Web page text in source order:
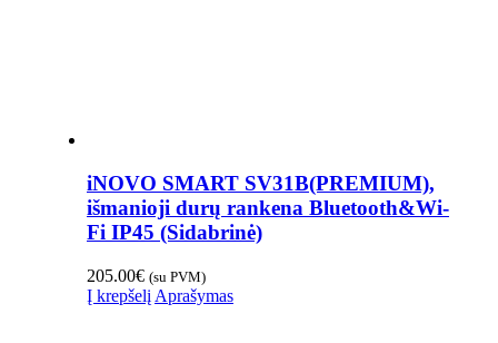
iNOVO SMART SV31B(PREMIUM),
išmanioji durų rankena Bluetooth&Wi-
Fi IP45 (Sidabrinė)
205.00€ (su PVM)
Į krepšelį Aprašymas